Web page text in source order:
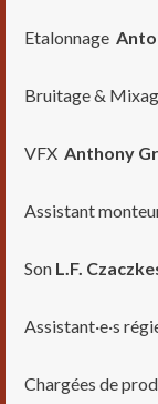
Etalonnage
Bruitage &
VFX Anthony
Assistant
Son L.F.
Assistant·e·s
Chargées de